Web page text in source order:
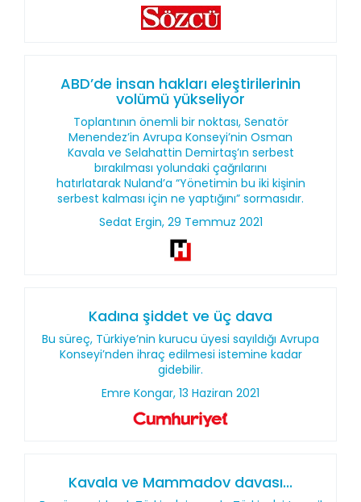
ABD’de insan hakları eleştirilerinin
volümü yükseliyor
Toplantının önemli bir noktası, Senatör
Menendez’in Avrupa Konseyi’nin Osman
Kavala ve Selahattin Demirtaş’ın serbest
bırakılması yolundaki çağrılarını
hatırlatarak Nuland’a “Yönetimin bu iki kişinin
serbest kalması için ne yaptığını” sormasıdır.
Sedat Ergin, 29 Temmuz 2021
Kadına şiddet ve üç dava
Bu süreç, Türkiye’nin kurucu üyesi sayıldığı Avrupa
Konseyi’nden ihraç edilmesi istemine kadar
gidebilir.
Emre Kongar, 13 Haziran 2021
Kavala ve Mammadov davası...